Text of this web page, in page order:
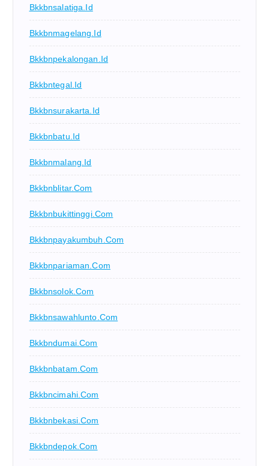
Bkkbnsalatiga.id
Bkkbnmagelang.id
Bkkbnpekalongan.id
Bkkbntegal.id
Bkkbnsurakarta.id
Bkkbnbatu.id
Bkkbnmalang.id
Bkkbnblitar.com
Bkkbnbukittinggi.com
Bkkbnpayakumbuh.com
Bkkbnpariaman.com
Bkkbnsolok.com
Bkkbnsawahlunto.com
Bkkbndumai.com
Bkkbnbatam.com
Bkkbncimahi.com
Bkkbnbekasi.com
Bkkbndepok.com